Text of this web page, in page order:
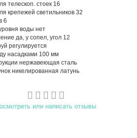
телескоп. стоек 16
крепежей светильников 32
6
воды нет
да, у сопел, угол 12
регулируется
насадками 100 мм
нержавеющая сталь
никелированная латунь
или написать отзывы